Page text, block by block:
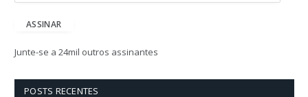
e
ç
ASSINAR
Junte-se a 24mil outros assinantes
POSTS RECENTES